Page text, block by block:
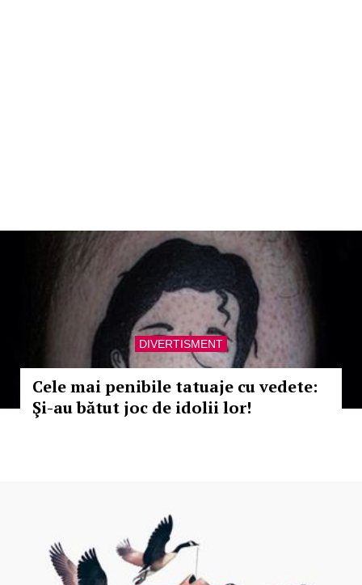
DIVERTISMENT
Cele mai penibile tatuaje cu vedete:
Şi-au bătut joc de idolii lor!